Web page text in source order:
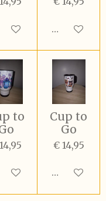
In
to
Cup to
Go
€ 14,95
In